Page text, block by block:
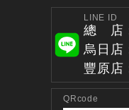
LINE ID
總 店
烏日店
豐原店
QRcode